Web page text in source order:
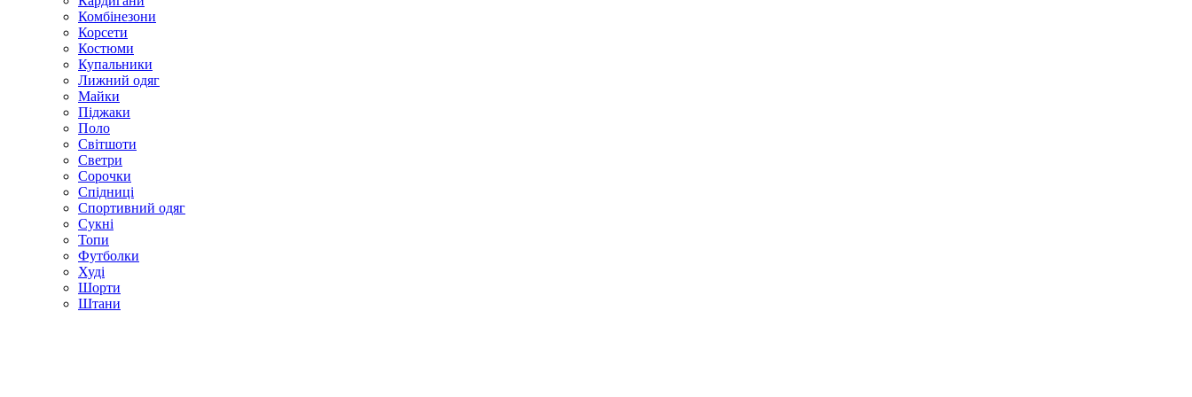
Комбінезони
Корсети
Костюми
Купальники
Лижний одяг
Майки
Піджаки
Поло
Світшоти
Светри
Сорочки
Спідниці
Спортивний одяг
Сукні
Топи
Футболки
Худі
Шорти
Штани